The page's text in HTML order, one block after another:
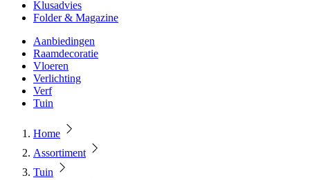
Klusadvies
Folder & Magazine
Aanbiedingen
Raamdecoratie
Vloeren
Verlichting
Verf
Tuin
Home
Assortiment
Tuin